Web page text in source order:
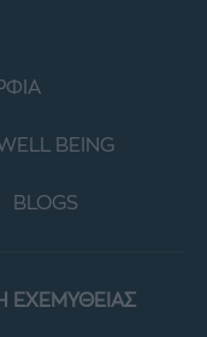
BEING
BLOGS
ΕΧΕΜΥΘΕΙΑΣ